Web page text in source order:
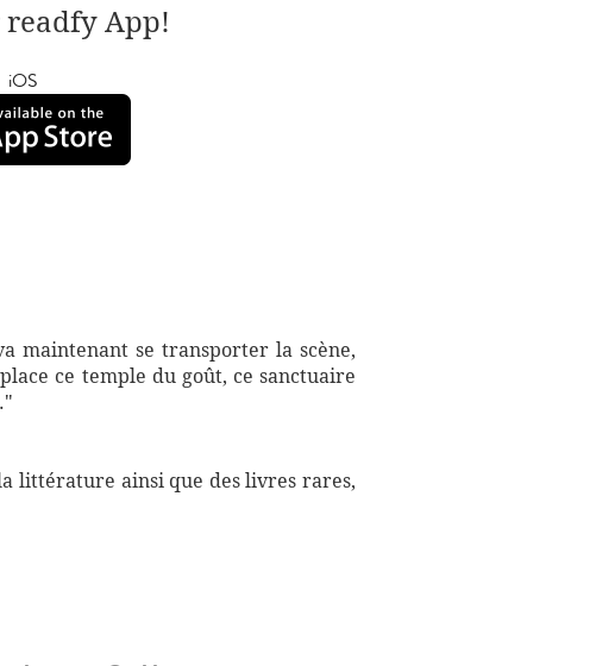
readfy App!
iOS
maintenant se transporter la scène,
ce temple du goût, ce sanctuaire
littérature ainsi que des livres rares,